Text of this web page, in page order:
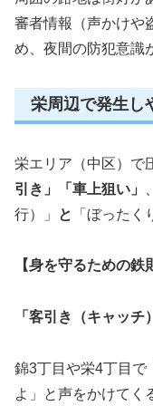
審者情報（声かけや
め、夜間の防犯意識
栄周辺で発生し
栄エリア（中区）で
引き」「車上狙い」
行）」
と 「ぼったく
【身を守るための鉄
「客引き（キャッチ
錦3丁目や栄4丁目で
よ」と声をかけてく